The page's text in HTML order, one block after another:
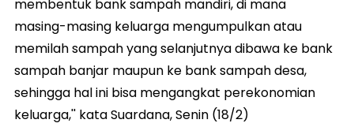
membentuk bank sampah mandiri, di mana
masing-masing keluarga mengumpulkan atau
memilah sampah yang selanjutnya dibawa ke bank
sampah banjar maupun ke bank sampah desa,
sehingga hal ini bisa mengangkat perekonomian
keluarga,'' kata Suardana, Senin (18/2)